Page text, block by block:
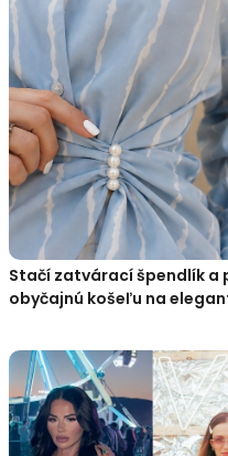
Stačí zatvárací špendlík a
obyčajnú košeľu na